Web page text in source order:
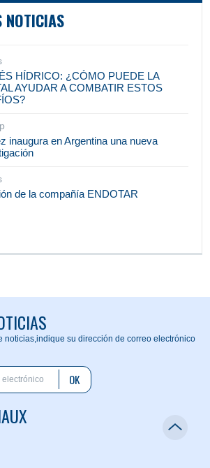
NOTICIAS
HÍDRICO: ¿CÓMO PUEDE LA
AYUDAR A COMBATIR ESTOS
inaugura en Argentina una nueva
de la compañía ENDOTAR
noticias,indique su dirección de correo electrónico
OK